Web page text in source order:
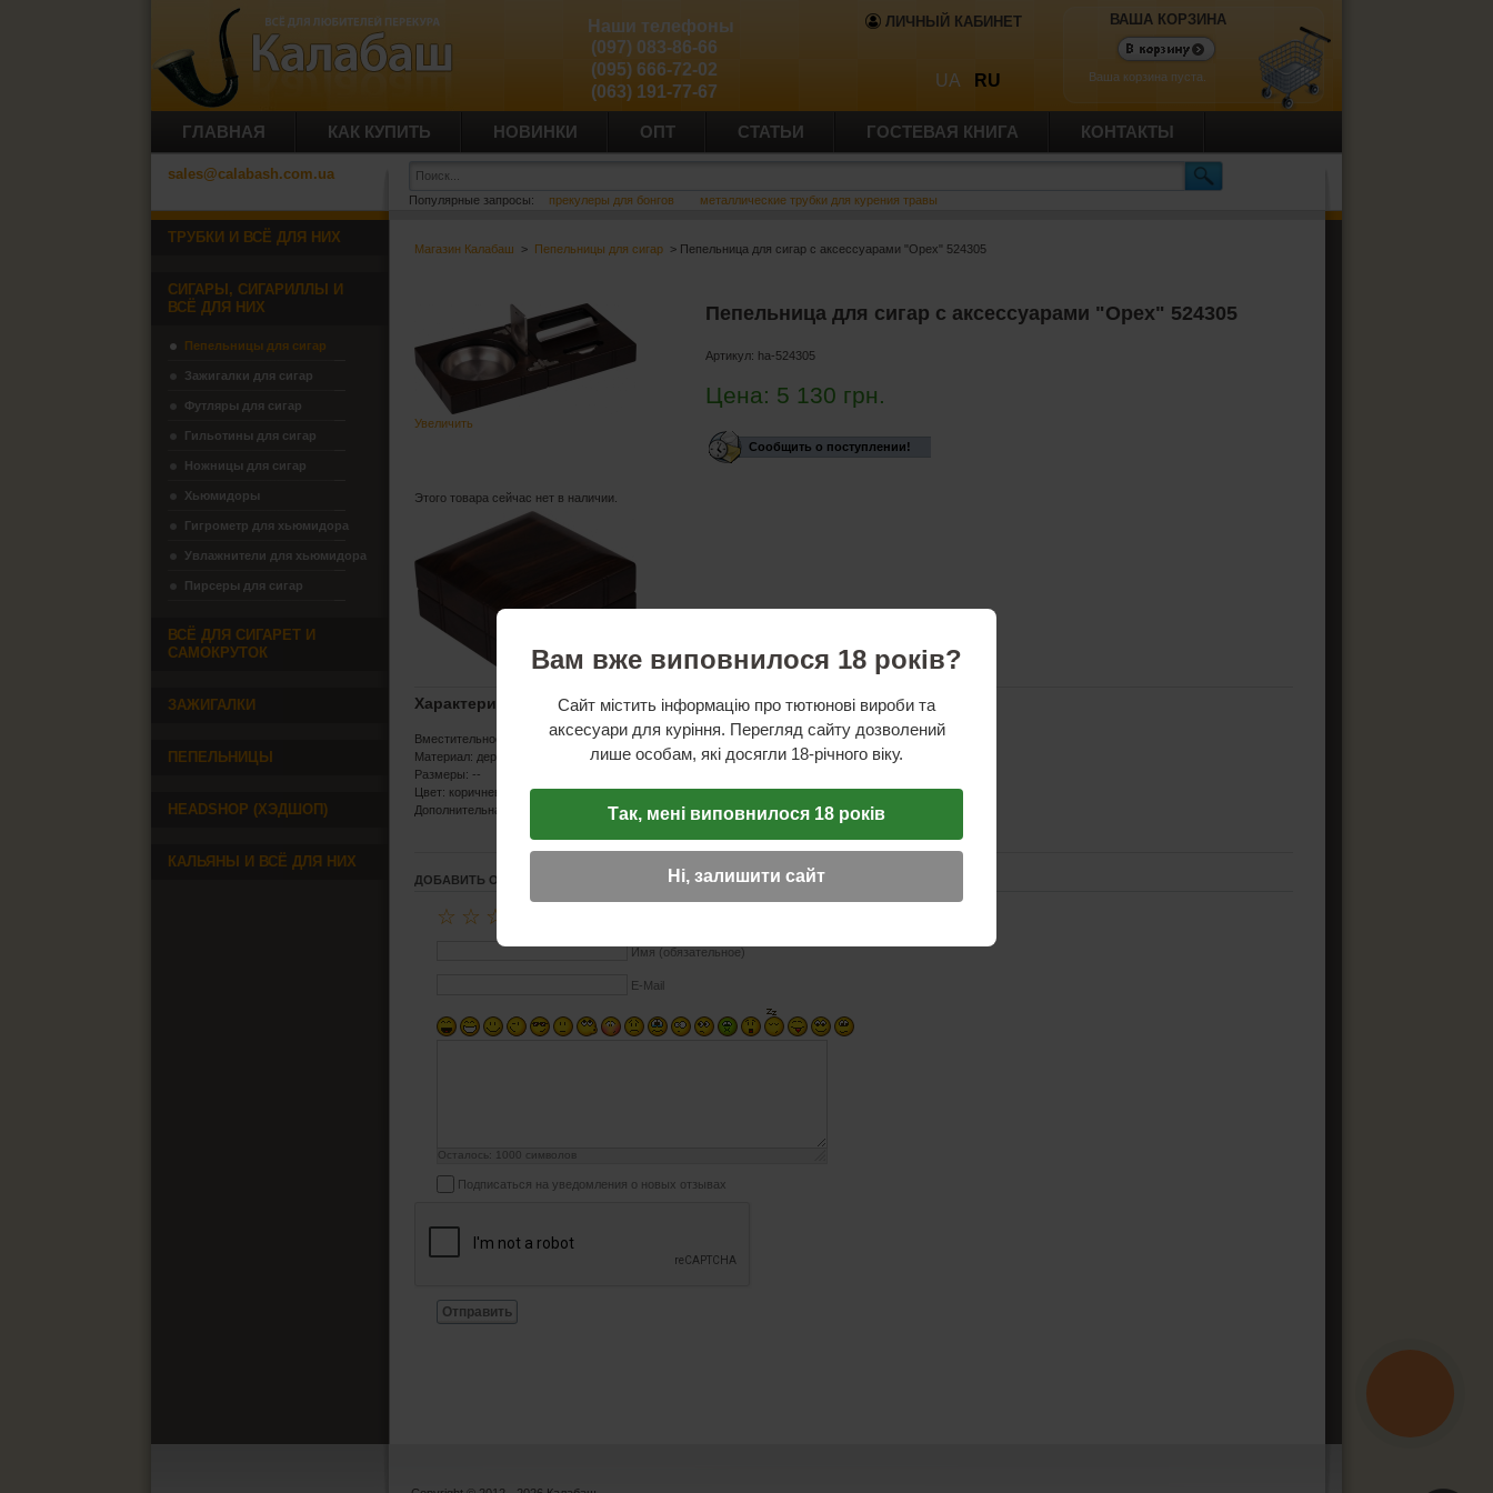
ЛИЧНЫЙ КАБИНЕТ
UA RU
Наши телефоны
(097) 083-86-66
(095) 666-72-02
(063) 191-77-67
ВАША КОРЗИНА
Ваша корзина пуста.
ГЛАВНАЯ КАК КУПИТЬ НОВИНКИ ОПТ СТАТЬИ ГОСТЕВАЯ КНИГА КОНТАКТЫ
sales@calabash.com.ua
Популярные запросы: прекулеры для бонгов металлические трубки для курения травы
Магазин Калабаш > Пепельницы для сигар > Пепельница для сигар с аксессуарами "Орех" 524305
Увеличить
Пепельница для сигар с аксессуарами "Орех" 524305
Артикул: ha-524305
Цена: 5 130 грн.
Сообщить о поступлении!
Этого товара сейчас нет в наличии.
Характеристики
Вместительность: 1 сигара
Материал: дерево, металл
Размеры: --
Цвет: коричневый
Дополнительная информация: есть гильотина и пирсер, складывается
ДОБАВИТЬ ОТЗЫВ
☆
☆
☆
Имя (обязательное)
E-Mail
Осталось: 1000 символов
Подписаться на уведомления о новых отзывах
Отправить
ТРУБКИ И ВСЁ ДЛЯ НИХ
СИГАРЫ, СИГАРИЛЛЫ И
ВСЁ ДЛЯ НИХ
Пепельницы для сигар
Зажигалки для сигар
Футляры для сигар
Гильотины для сигар
Ножницы для сигар
Хьюмидоры
Гигрометр для хьюмидора
Увлажнители для хьюмидора
Пирсеры для сигар
ВСЁ ДЛЯ СИГАРЕТ И
САМОКРУТОК
ЗАЖИГАЛКИ
ПЕПЕЛЬНИЦЫ
HEADSHOP (ХЭДШОП)
КАЛЬЯНЫ И ВСЁ ДЛЯ НИХ
Вам вже виповнилося 18 років?
Сайт містить інформацію про тютюнові вироби та
аксесуари для куріння. Перегляд сайту дозволений
лише особам, які досягли 18-річного віку.
Так, мені виповнилося 18 років
Ні, залишити сайт